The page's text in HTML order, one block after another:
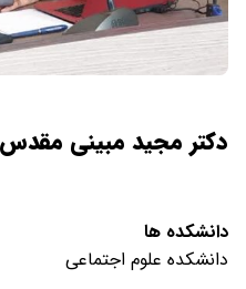
دکتر مجید مبینی مقدس
دانشکده ها
دانشکده علوم اجتماعی